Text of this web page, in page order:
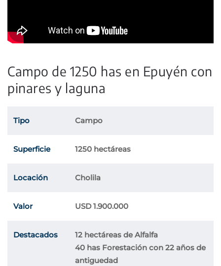
Campo de 1250 has en Epuyén con
pinares y laguna
Tipo Campo
Superficie 1250 hectáreas
Locación Cholila
Valor USD 1.900.000
Destacados
12 hectáreas de Alfalfa
40 has Forestación con 22 años de
antiguedad